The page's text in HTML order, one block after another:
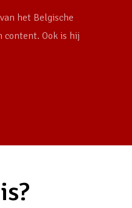
het Belgische
content. Ook is hij